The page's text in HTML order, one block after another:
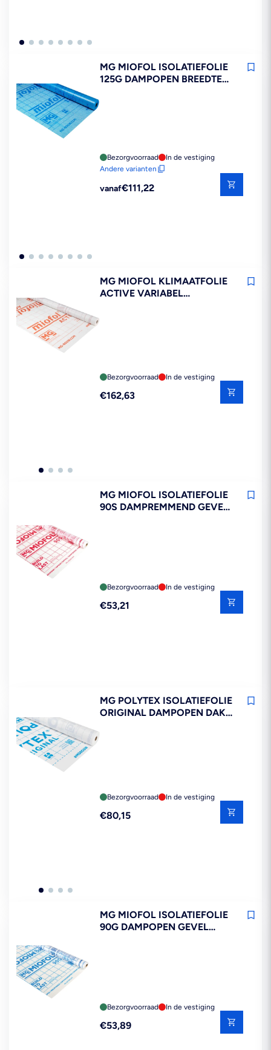
MG MIOFOL ISOLATIEFOLIE
125G DAMPOPEN BREEDTE
Bezorgvoorraad
In de vestiging
Andere varianten
Reguliere
vanaf€111,22
MG MIOFOL KLIMAATFOLIE
ACTIVE VARIABEL
Bezorgvoorraad In de vestiging
Reguliere
€162,63
MG MIOFOL ISOLATIEFOLIE
90S DAMPREMMEND GEVEL
Bezorgvoorraad In de vestiging
Reguliere
€53,21
MG POLYTEX ISOLATIEFOLIE
ORIGINAL DAMPOPEN DAK
Bezorgvoorraad In de vestiging
Reguliere
€80,15
MG MIOFOL ISOLATIEFOLIE
90G DAMPOPEN GEVEL
Bezorgvoorraad In de vestiging
Reguliere
€53,89